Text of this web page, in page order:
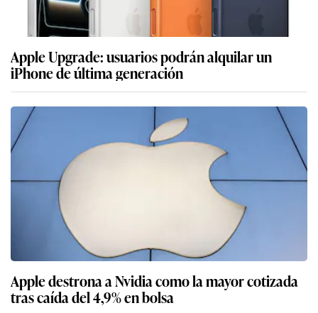
Apple Upgrade: usuarios podrán alquilar un
iPhone de última generación
Apple destrona a Nvidia como la mayor cotizada
tras caída del 4,9% en bolsa